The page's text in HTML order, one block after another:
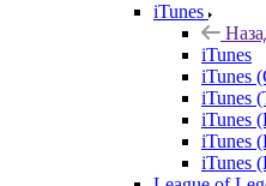
iTunes
iTunes
iTunes
iTunes
iTunes
iTunes